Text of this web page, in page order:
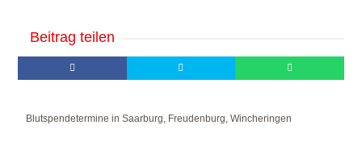
Beitrag teilen
Blutspendetermine in Saarburg, Freudenburg, Wincheringen